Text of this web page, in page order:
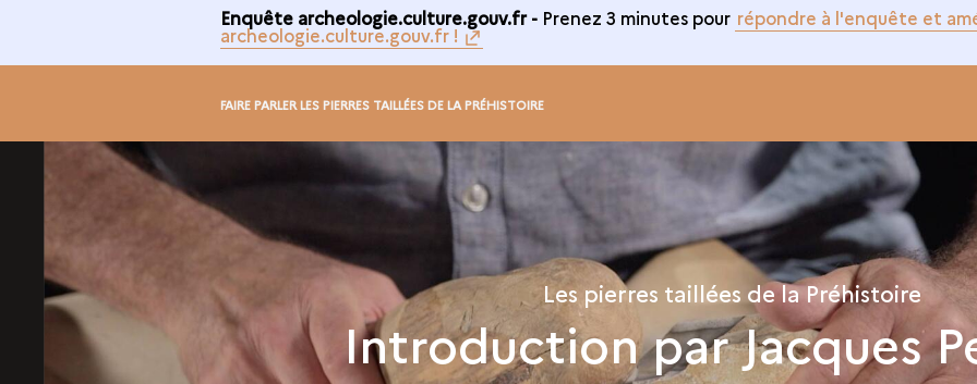
Enquête archeologie.culture.gouv.fr - Prenez 3 minutes pour répondre à l'enquête et
archeologie.culture.gouv.fr !
FAIRE PARLER LES PIERRES TAILLÉES DE LA PRÉHISTOIRE
Les pierres taillées de la Préhistoire
Introduction par Jacques